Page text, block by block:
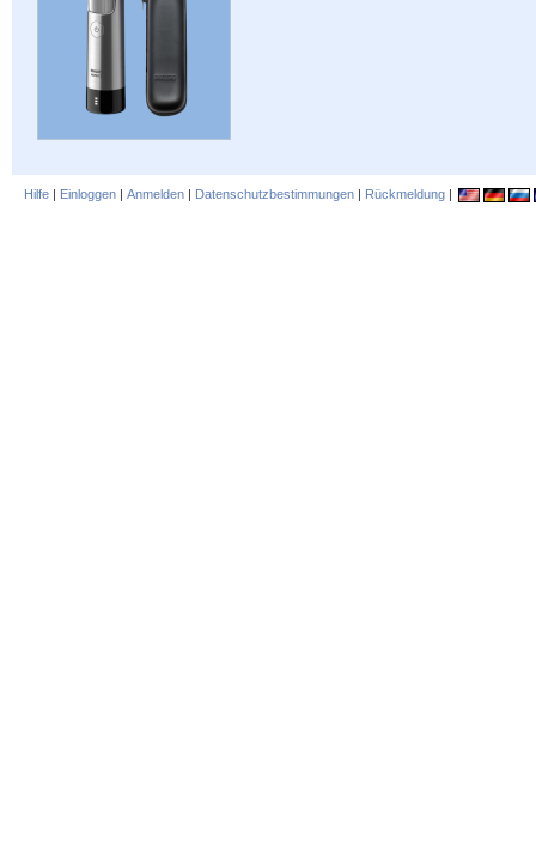
Hilfe | Einloggen | Anmelden | Datenschutzbestimmungen | Rückmeldung |